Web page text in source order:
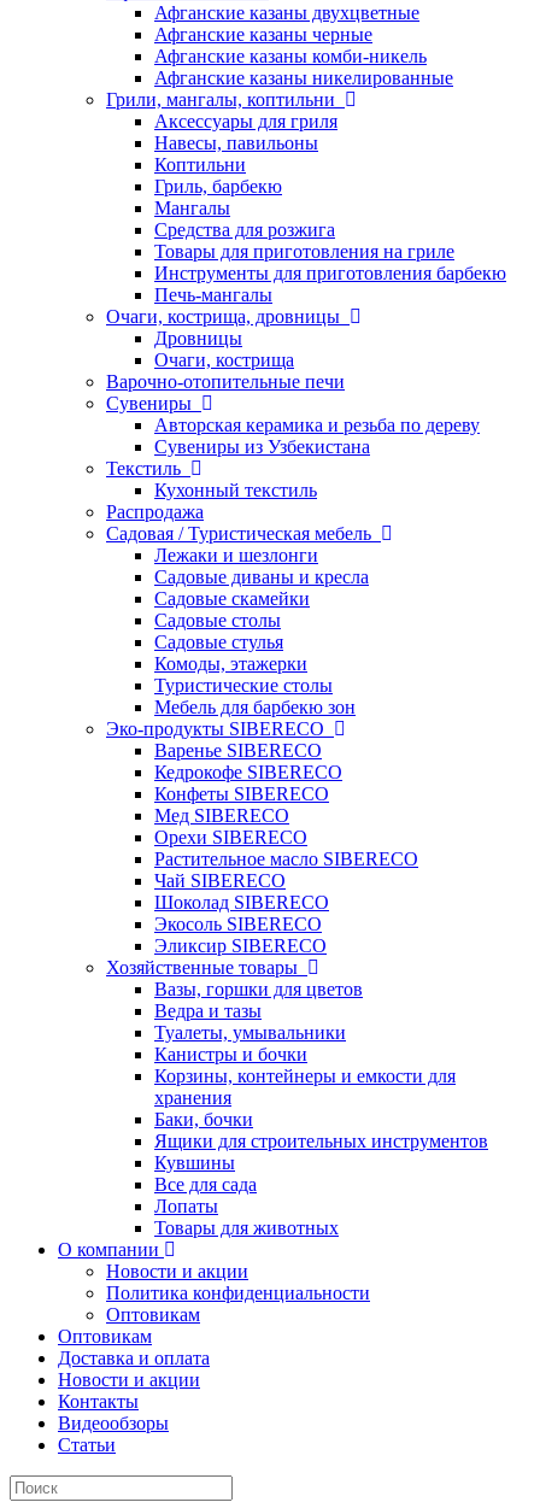
Афганские казаны двухцветные
Афганские казаны черные
Афганские казаны комби-никель
Афганские казаны никелированные
Грили, мангалы, коптильни
Аксессуары для гриля
Навесы, павильоны
Коптильни
Гриль, барбекю
Мангалы
Средства для розжига
Товары для приготовления на гриле
Инструменты для приготовления барбекю
Печь-мангалы
Очаги, кострища, дровницы
Дровницы
Очаги, кострища
Варочно-отопительные печи
Сувениры
Авторская керамика и резьба по дереву
Сувениры из Узбекистана
Текстиль
Кухонный текстиль
Распродажа
Садовая / Туристическая мебель
Лежаки и шезлонги
Садовые диваны и кресла
Садовые скамейки
Садовые столы
Садовые стулья
Комоды, этажерки
Туристические столы
Мебель для барбекю зон
Эко-продукты SIBERECO
Варенье SIBERECO
Кедрокофе SIBERECO
Конфеты SIBERECO
Мед SIBERECO
Орехи SIBERECO
Растительное масло SIBERECO
Чай SIBERECO
Шоколад SIBERECO
Экосоль SIBERECO
Эликсир SIBERECO
Хозяйственные товары
Вазы, горшки для цветов
Ведра и тазы
Туалеты, умывальники
Канистры и бочки
Корзины, контейнеры и емкости для
хранения
Баки, бочки
Ящики для строительных инструментов
Кувшины
Все для сада
Лопаты
Товары для животных
О компании
Новости и акции
Политика конфиденциальности
Оптовикам
Оптовикам
Доставка и оплата
Новости и акции
Контакты
Видеообзоры
Статьи